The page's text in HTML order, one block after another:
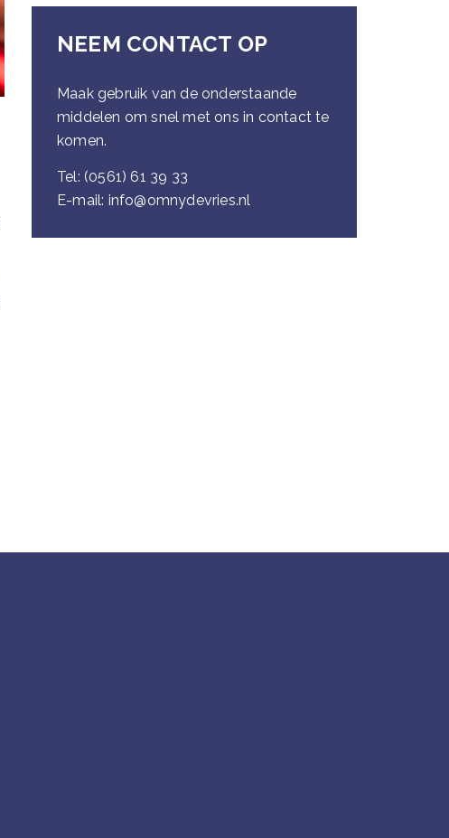
NEEM CONTACT OP
Maak gebruik van de onderstaande
middelen om snel met ons in contact te
komen.
Tel: (0561) 61 39 33
E-mail: info@omnydevries.nl